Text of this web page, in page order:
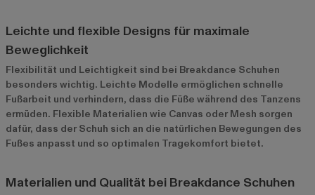
Leichte und flexible Designs für maximale
Beweglichkeit
Flexibilität und Leichtigkeit sind bei Breakdance Schuhen
besonders wichtig. Leichte Modelle ermöglichen schnelle
Fußarbeit und verhindern, dass die Füße während des Tanzens
ermüden. Flexible Materialien wie Canvas oder Mesh sorgen
dafür, dass der Schuh sich an die natürlichen Bewegungen des
Fußes anpasst und so optimalen Tragekomfort bietet.
Materialien und Qualität bei Breakdance Schuhen